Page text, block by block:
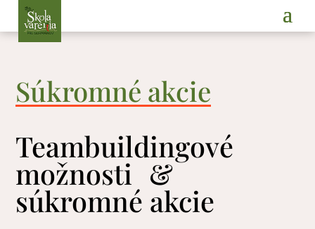
Súkromné akcie
Teambuildingové
možnosti &
súkromné akcie